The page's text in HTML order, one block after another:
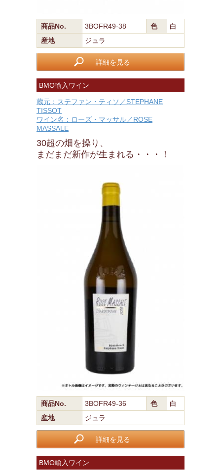
商品No. 3BOFR49-38 色
白
産地
ジュラ
詳細を見る
BMO輸入ワイン
蔵元：ステファン・ティソ／STEPHANE
TISSOT
ワイン名：ローズ・マッサル／ROSE
MASSALE
30超の畑を操り、
まだまだ新作が生まれる・・・！
商品No. 3BOFR49-36 色
白
産地
ジュラ
詳細を見る
BMO輸入ワイン